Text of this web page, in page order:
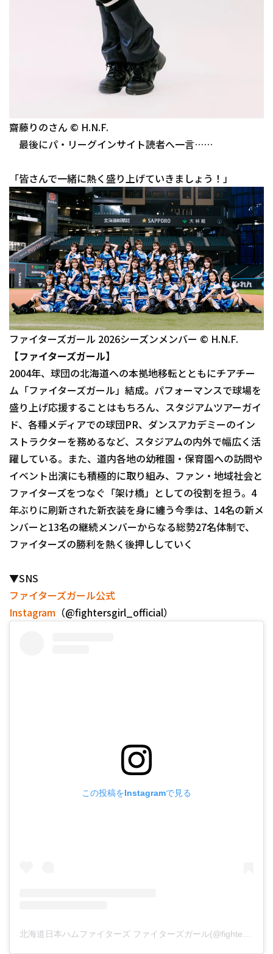
齋藤りのさん © H.N.F.
最後にパ・リーグインサイト読者へ一言……
「皆さんで一緒に熱く盛り上げていきましょう！」
ファイターズガール 2026シーズンメンバー © H.N.F.
【ファイターズガール】
2004年、球団の北海道への本拠地移転とともにチアチー
ム「ファイターズガール」結成。パフォーマンスで球場を
盛り上げ応援することはもちろん、スタジアムツアーガイ
ド、各種メディアでの球団PR、ダンスアカデミーのイン
ストラクターを務めるなど、スタジアムの内外で幅広く活
躍している。また、道内各地の幼稚園・保育園への訪問や
イベント出演にも積極的に取り組み、ファン・地域社会と
ファイターズをつなぐ「架け橋」としての役割を担う。4
年ぶりに刷新された新衣装を身に纏う今季は、14名の新メ
ンバーと13名の継続メンバーからなる総勢27名体制で、
ファイターズの勝利を熱く後押ししていく
▼SNS
ファイターズガール公式
Instagram （@fightersgirl_official）
この投稿をInstagramで見る